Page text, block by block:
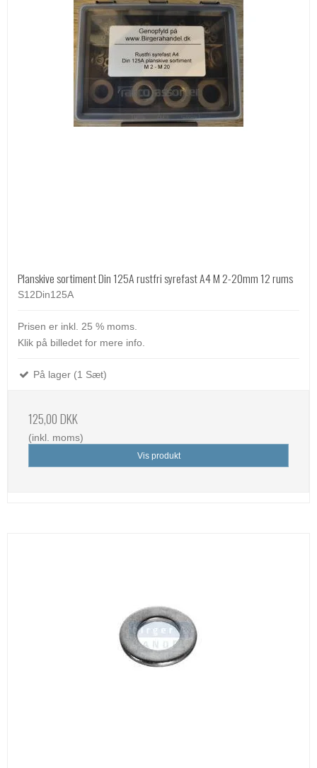
Planskive sortiment Din 125A rustfri syrefast A4 M 2-20mm 12 rums
S12Din125A
Prisen er inkl. 25 % moms.
Klik på billedet for mere info.
På lager (1 Sæt)
125,00 DKK
(inkl. moms)
Vis produkt